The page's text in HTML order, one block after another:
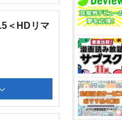
＜HDリマ